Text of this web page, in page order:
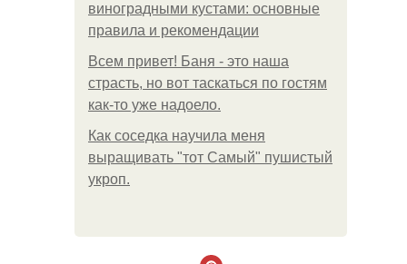
виноградными кустами: основные
правила и рекомендации
Всем привет! Баня - это наша
страсть, но вот таскаться по гостям
как-то уже надоело.
Как соседка научила меня
выращивать "тот Самый" пушистый
укроп.